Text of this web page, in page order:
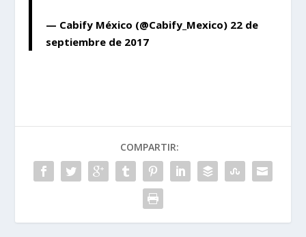
— Cabify México (@Cabify_Mexico) 22 de
septiembre de 2017
COMPARTIR: